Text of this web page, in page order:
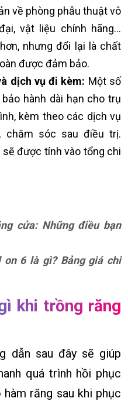
về phòng phẫu thuật vô
vật liệu chính hãng…
nhưng đổi lại là chất
được đảm bảo.
dịch vụ đi kèm: Một số
hành dài hạn cho trụ
kèm theo các dịch vụ
chăm sóc sau điều trị.
được tính vào tổng chi
cửa: Những điều bạn
on 6 là gì? Bảng giá chi
khi trồng răng
dẫn sau đây sẽ giúp
quá trình hồi phục
răng sau khi phục